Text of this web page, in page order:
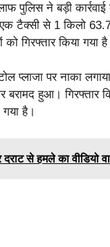
पुलिस ने बड़ी
एक टैक्सी से 1 किलो
गिरफ्तार किया गया
प्लाजा पर नाका
हुआ। गिरफ्तार
है।
से हमले का वीडियो